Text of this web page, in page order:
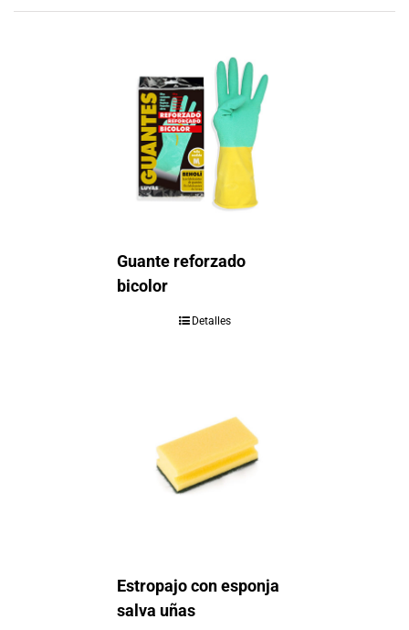
Guante reforzado
bicolor
Detalles
Estropajo con esponja
salva uñas